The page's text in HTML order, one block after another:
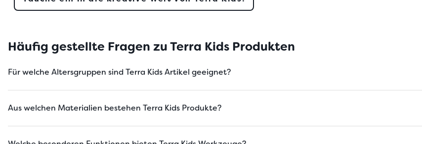
Häufig gestellte Fragen zu Terra Kids Produkten
Für welche Altersgruppen sind Terra Kids Artikel geeignet?
Aus welchen Materialien bestehen Terra Kids Produkte?